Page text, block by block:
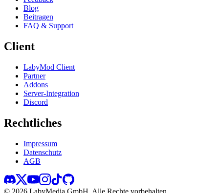
Blog
Beitragen
FAQ & Support
Client
LabyMod Client
Partner
Addons
Server-Integration
Discord
Rechtliches
Impressum
Datenschutz
AGB
© 2026 LabyMedia GmbH. Alle Rechte vorbehalten.